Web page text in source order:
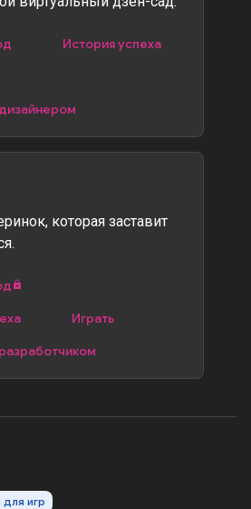
История успеха
которая заставит
Играть
для игр